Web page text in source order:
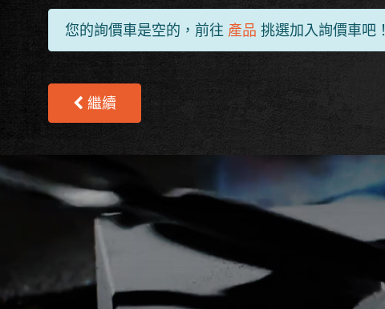
您的詢價車是空的，前往 產品 挑選加入詢價車吧！
繼續